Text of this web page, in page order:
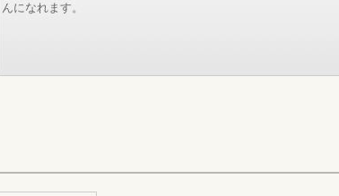
んになれます。